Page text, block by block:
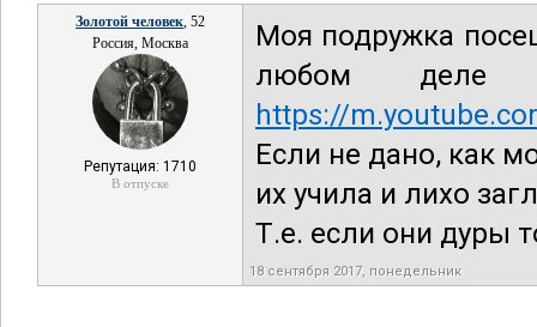
Золотой человек, 52
Россия, Москва
Репутация: 1710
В отпуске
Моя подружка
любом деле
https://
Если не дано, как
их учила и лихо
Т.е. если они дуры
18 сентября 2017, понедельник